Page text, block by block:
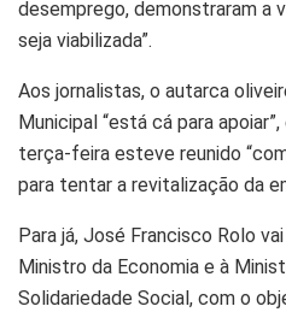
desemprego, demonstraram a
seja viabilizada”.
Aos jornalistas, o autarca
Municipal “está cá para
terça-feira esteve reunido
para tentar a revitalização da
Para já, José Francisco Rolo
Ministro da Economia e à
Solidariedade Social, com o